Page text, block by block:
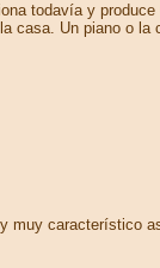
todavía y
casa. Un piano o la
muy característico